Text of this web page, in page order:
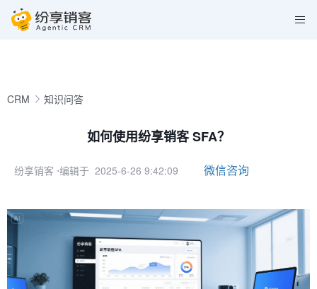
CRM 知识问答
如何使用纷享销客 SFA？
纷享销客 ⋅编辑于 2025-6-26 9:42:09 微信咨询